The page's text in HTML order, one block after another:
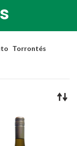
Torrontés